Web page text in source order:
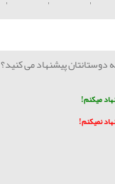
دوستانتان پیشنهاد می کنید؟
میکنم!
نمیکنم!